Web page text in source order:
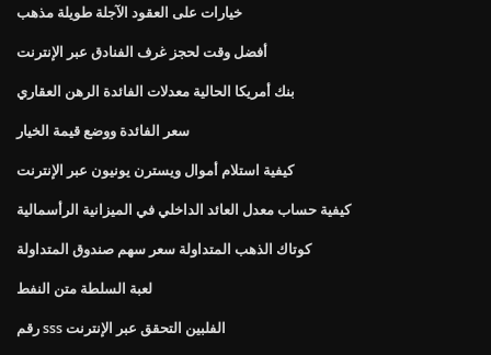
خيارات على العقود الآجلة طويلة مذهب
أفضل وقت لحجز غرف الفنادق عبر الإنترنت
بنك أمريكا الحالية معدلات الفائدة الرهن العقاري
سعر الفائدة ووضع قيمة الخيار
كيفية استلام أموال ويسترن يونيون عبر الإنترنت
كيفية حساب معدل العائد الداخلي في الميزانية الرأسمالية
كوتاك الذهب المتداولة سعر سهم صندوق المتداولة
لعبة السلطة متن النفط
رقم sss الفلبين التحقق عبر الإنترنت